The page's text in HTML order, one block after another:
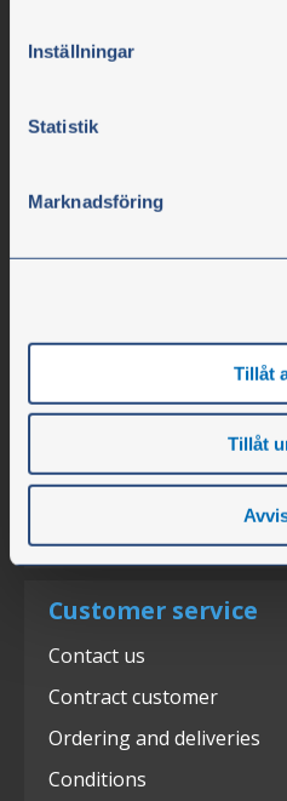
Inställningar
Statistik
Marknadsföring
Tillåt
Tillåt
SE-474 31 Ellös
Tel. +46 304-75 10 70
Corporate identity number
About the Company
News
Customer service
Contact us
Contract customer
Ordering and deliveries
Conditions